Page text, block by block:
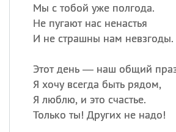
Мы с тобой уже полгода.
Не пугают нас ненастья
И не страшны нам невзгоды.
Этот день — наш общий
Я хочу всегда быть рядом,
Я люблю, и это счастье.
Только ты! Других не надо!